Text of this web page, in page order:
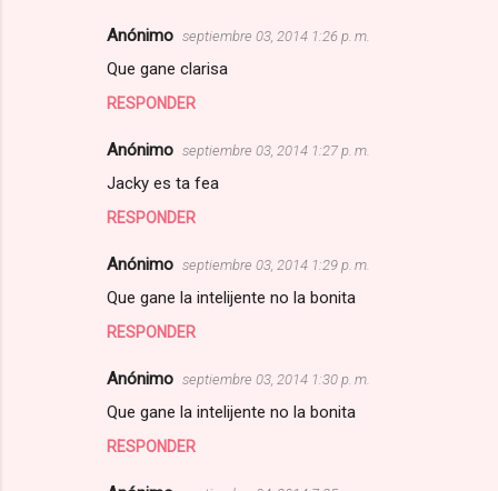
Anónimo septiembre 03, 2014 1:26 p. m.
Que gane clarisa
RESPONDER
Anónimo septiembre 03, 2014 1:27 p. m.
Jacky es ta fea
RESPONDER
Anónimo septiembre 03, 2014 1:29 p. m.
Que gane la intelijente no la bonita
RESPONDER
Anónimo septiembre 03, 2014 1:30 p. m.
Que gane la intelijente no la bonita
RESPONDER